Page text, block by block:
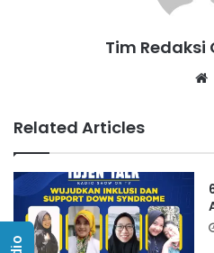
Tim Redaksi
Related Articles